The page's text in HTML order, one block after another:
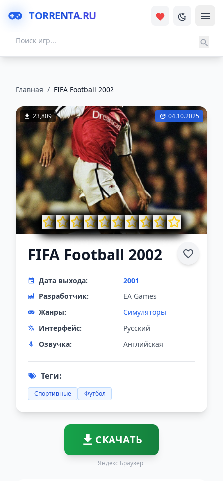
TORRENTA.RU
Главная / FIFA Football 2002
23,809 04.10.2025
FIFA Football 2002
Дата выхода:
2001
Разработчик:
EA Games
Жанры:
Симуляторы
Интерфейс:
Русский
Озвучка:
Английская
Теги:
Спортивные Футбол
СКАЧАТЬ
Яндекс Браузер